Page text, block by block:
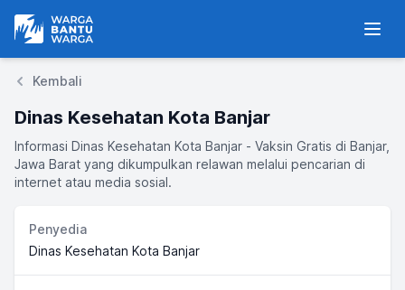
Warga Bantu Warga
Kembali
Dinas Kesehatan Kota Banjar
Informasi Dinas Kesehatan Kota Banjar - Vaksin Gratis di Banjar,
Jawa Barat yang dikumpulkan relawan melalui pencarian di
internet atau media sosial.
Penyedia
Dinas Kesehatan Kota Banjar